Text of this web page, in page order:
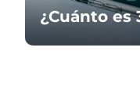
¿Cuánto es